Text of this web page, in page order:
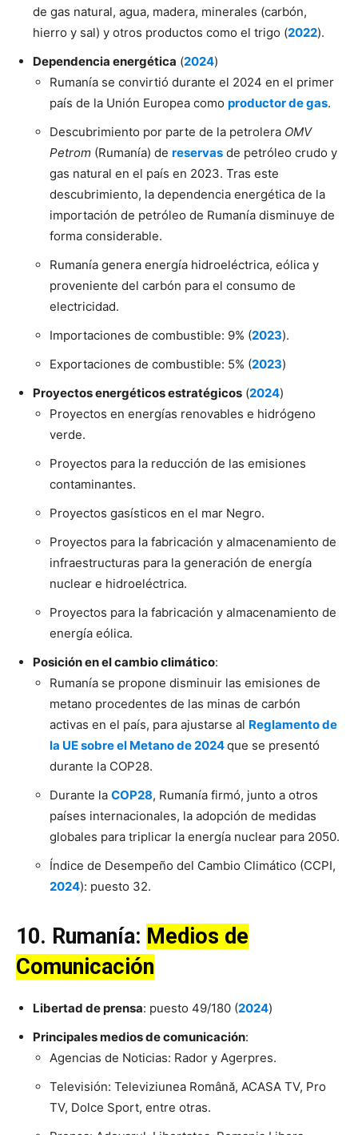
de gas natural, agua, madera, minerales (carbón,
hierro y sal) y otros productos como el trigo (2022).
Dependencia energética (2024)
Rumanía se convirtió durante el 2024 en el primer
país de la Unión Europea como productor de gas.
Descubrimiento por parte de la petrolera OMV
Petrom (Rumanía) de reservas de petróleo crudo y
gas natural en el país en 2023. Tras este
descubrimiento, la dependencia energética de la
importación de petróleo de Rumanía disminuye de
forma considerable.
Rumanía genera energía hidroeléctrica, eólica y
proveniente del carbón para el consumo de
electricidad.
Importaciones de combustible: 9% (2023).
Exportaciones de combustible: 5% (2023)
Proyectos energéticos estratégicos (2024)
Proyectos en energías renovables e hidrógeno
verde.
Proyectos para la reducción de las emisiones
contaminantes.
Proyectos gasísticos en el mar Negro.
Proyectos para la fabricación y almacenamiento de
infraestructuras para la generación de energía
nuclear e hidroeléctrica.
Proyectos para la fabricación y almacenamiento de
energía eólica.
Posición en el cambio climático:
Rumanía se propone disminuir las emisiones de
metano procedentes de las minas de carbón
activas en el país, para ajustarse al Reglamento de
la UE sobre el Metano de 2024que se presentó
durante la COP28.
Durante la COP28, Rumanía firmó, junto a otros
países internacionales, la adopción de medidas
globales para triplicar la energía nuclear para 2050.
Índice de Desempeño del Cambio Climático (CCPI,
2024): puesto 32.
10. Rumanía: Medios de
Comunicación
Libertad de prensa: puesto 49/180 (2024)
Principales medios de comunicación:
Agencias de Noticias: Rador y Agerpres.
Televisión: Televiziunea Română, ACASA TV, Pro
TV, Dolce Sport, entre otras.